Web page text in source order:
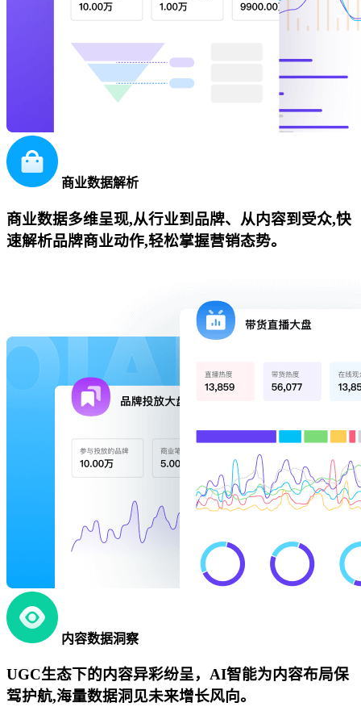
商业数据解析
商业数据多维呈现,从行业到品牌、从内容到受众,快
速解析品牌商业动作,轻松掌握营销态势。
内容数据洞察
UGC生态下的内容异彩纷呈，AI智能为内容布局保
驾护航,海量数据洞见未来增长风向。